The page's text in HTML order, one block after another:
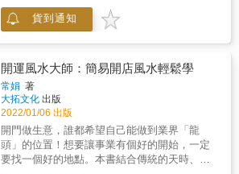
座的人格特質、心態屬性和性格優缺點， 《東
方占星學&mdash;區塊篇》說明星盤中十二區
塊的作用，並推斷未來發展方向。 新作《東方
塊中雙主星的融合、互制， 進一步討論兩顆星
宿相互的影響和磁場變化。 一加一會等於二
嗎？若是兩顆星宿的特質南轅北轍又該怎麼解
釋？ 每種組合附有5張圖表，全書近400張，詳
盡分析區塊位置、8項能力和14項人格特質，
讓您充分了解自己的潛藏能量和人生的際遇變
化， 亦可掌握與他人的互動與應對模式。 ※內
衡，而人體也講究陰陽協調。許多風水因素都
是人造的，只要認識清楚，即使是凶象也可以
們日常生活所在的地方，在那裡睡覺以恢復體
力，因為在這所住宅的時間很長，所以住宅和
人才能產生密切的關係。經商店鋪的風水選
址，應當選擇一個能保證商家精力旺盛的環
境，如此不但便於招攬顧客、利於買賣，更能
為商鋪帶來長期的生意興隆!
貨到通知
開運風水大師：簡易開店風水輕鬆學
常娟 著
大拓文化 出版
2022/01/06 出版
開門做生意，誰都希望自己能做到業界「龍
頭」的位置！想要讓事業有個好的開始，一定
要找一個好的地點。本書結合傳統的天時、地